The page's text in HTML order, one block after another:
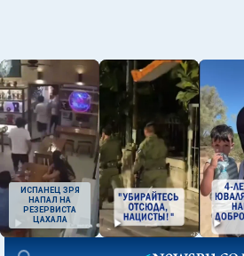
ИСПАНЕЦ ЗРЯ
НАПАЛ НА
РЕЗЕРВИСТА
ЦАХАЛА